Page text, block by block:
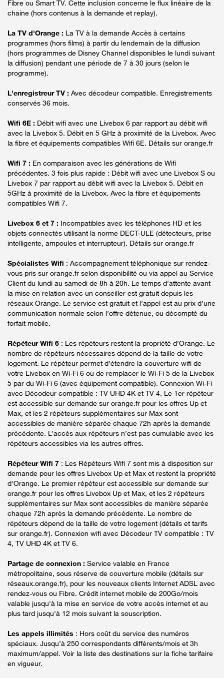
Fibre ou Smart TV. Cette inclusion concerne le flux linéaire de la
chaine (hors contenus à la demande et replay).
La TV d'Orange : La TV à la demande Accès à certains
programmes (hors films) à partir du lendemain de la diffusion
(hors programmes de Disney Channel disponibles le lundi suivant
la diffusion) pendant une période de 7 à 30 jours (selon le
programme).
L'enregistreur TV : Avec décodeur compatible. Enregistrements
conservés 36 mois.
Wifi 6E : Débit wifi avec une Livebox 6 par rapport au débit wifi
avec la Livebox 5. Débit en 5 GHz à proximité de la Livebox. Avec
la fibre et équipements compatibles Wifi 6E. Détails sur orange.fr
Wifi 7 : En comparaison avec les générations de Wifi
précédentes. 3 fois plus rapide : Débit wifi avec une Livebox S ou
Livebox 7 par rapport au débit wifi avec la Livebox 5. Débit en
5GHz à proximité de la Livebox. Avec la fibre et équipements
compatibles Wifi 7.
Livebox 6 et 7 : Incompatibles avec les téléphones HD et les
objets connectés utilisant la norme DECT-ULE (détecteurs, prise
intelligente, ampoules et interrupteur). Détails sur orange.fr
Spécialistes Wifi : Accompagnement téléphonique sur rendez-
vous pris sur orange.fr selon disponibilité ou via appel au Service
Client du lundi au samedi de 8h à 20h. Le temps d’attente avant
la mise en relation avec un conseiller est gratuit depuis les
réseaux Orange. Le service est gratuit et l’appel est au prix d’une
communication normale selon l’offre détenue, ou décompté du
forfait mobile.
Répéteur Wifi 6 : Les répéteurs restent la propriété d’Orange. Le
nombre de répéteurs nécessaires dépend de la taille de votre
logement. Le répéteur permet d’étendre la couverture wifi de
votre Livebox en Wi-Fi 6 ou de remplacer le Wi-Fi 5 de la Livebox
5 par du Wi-Fi 6 (avec équipement compatible). Connexion Wi-Fi
avec Décodeur compatible : TV UHD 4K et TV 4. Le 1er répéteur
est accessible sur demande sur orange.fr pour les offres Up et
Max, et les 2 répéteurs supplémentaires sur Max sont
accessibles de manière séparée chaque 72h après la demande
précédente. L’accès aux répéteurs n’est pas cumulable avec les
répéteurs accessibles via les autres offres.
Répéteur Wifi 7 : Les Répéteurs Wifi 7 sont mis à disposition sur
demande pour les offres Livebox Up et Max et restent la propriété
d'Orange. Le premier répéteur est accessible sur demande sur
orange.fr pour les offres Livebox Up et Max, et les 2 répéteurs
supplémentaires sur Max sont accessibles de manière séparée
chaque 72h après la demande précédente. Le nombre de
répéteurs dépend de la taille de votre logement (détails et tarifs
sur orange.fr). Connexion wifi avec Décodeur TV compatible : TV
4, TV UHD 4K et TV 6.
Partage de connexion : Service valable en France
métropolitaine, sous réserve de couverture mobile (détails sur
réseaux.orange.fr), pour les nouveaux clients Internet ADSL avec
rendez-vous ou Fibre. Crédit internet mobile de 200Go/mois
valable jusqu'à la mise en service de votre accès internet et au
plus tard jusqu'à 12 mois suivant la souscription.
Les appels illimités : Hors coût du service des numéros
spéciaux. Jusqu’à 250 correspondants différents/mois et 3h
maximum/appel. Voir la liste des destinations sur la fiche tarifaire
en vigueur.